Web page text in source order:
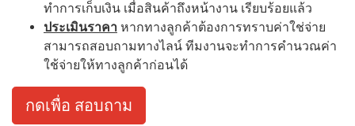
ทำการเก็บเงิน เมื่อสินค้าถึงหน้างาน เรียบร้อยแล้ว
ประเมินราคา หากทางลูกค้าต้องการทราบค่าใช่จ่าย
สามารถสอบถามทางไลน์ ทีมงานจะทำการคำนวณค่า
ใช้จ่ายให้ทางลูกค้าก่อนได้
กดเพื่อ สอบถาม